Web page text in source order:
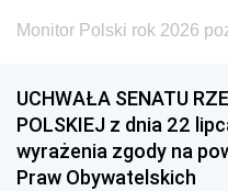
Monitor Polski rok 2026
UCHWAŁA SENATU
POLSKIEJ z dnia 22
wyrażenia zgody na
Praw Obywatelskich